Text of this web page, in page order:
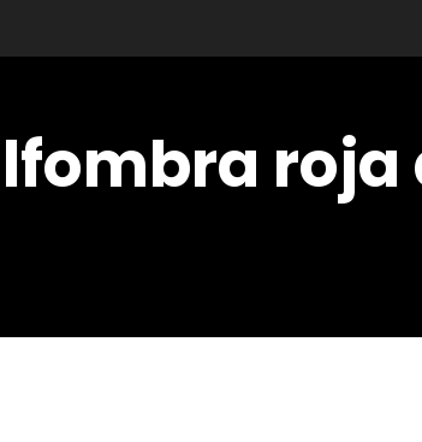
roja